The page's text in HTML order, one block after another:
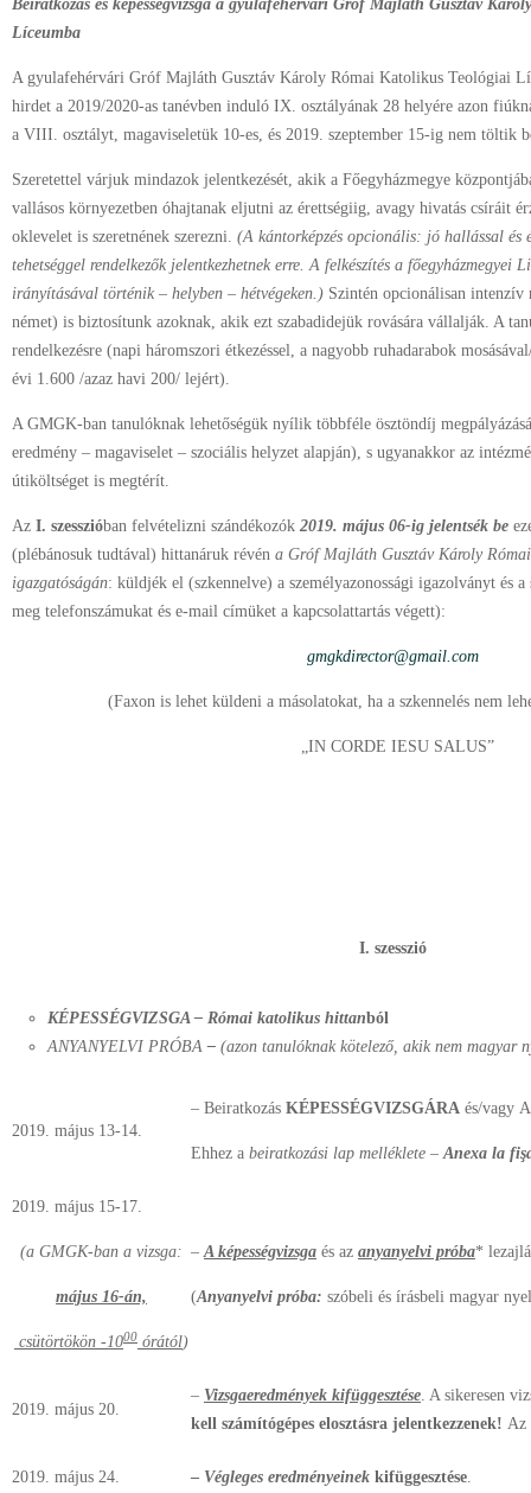
Beiratkozás és képességvizsga a gyulafehérvári Gróf Majláth Gusztáv
Líceumba
A gyulafehérvári Gróf Majláth Gusztáv Károly Római Katolikus Teológiai
hirdet a 2019/2020-as tanévben induló IX. osztályának 28 helyére azon
a VIII. osztályt, magaviseletük 10-es, és 2019. szeptember 15-ig nem töltik
Szeretettel várjuk mindazok jelentkezését, akik a Főegyházmegye
vallásos környezetben óhajtanak eljutni az érettségiig, avagy hivatás csíráit
oklevelet is szeretnének szerezni. (A kántorképzés opcionális: jó hallással és
tehetséggel rendelkezők jelentkezhetnek erre. A felkészítés a főegyházmegyei
irányításával történik – helyben – hétvégeken.) Szintén opcionálisan intenzív
német) is biztosítunk azoknak, akik ezt szabadidejük rovására vállalják. A
rendelkezésre (napi háromszori étkezéssel, a nagyobb ruhadarabok
évi 1.600 /azaz havi 200/ lejért).
A GMGK-ban tanulóknak lehetőségük nyílik többféle ösztöndíj
eredmény – magaviselet – szociális helyzet alapján), s ugyanakkor az
útiköltséget is megtérít.
Az I. szesszióban felvételizni szándékozók 2019. május 06-ig jelentsék be
(plébánosuk tudtával) hittanáruk révén a Gróf Majláth Gusztáv Károly
igazgatóságán: küldjék el (szkennelve) a személyazonossági igazolványt és
meg telefonszámukat és e-mail címüket a kapcsolattartás végett):
gmgkdirector@gmail.com
(Faxon is lehet küldeni a másolatokat, ha a szkennelés nem
„IN CORDE IESU SALUS”
I. szesszió
KÉPESSÉGVIZSGA – Római katolikus hittanból
ANYANYELVI PRÓBA – (azon tanulóknak kötelező, akik nem magyar
2019. május 13-14.
– Beiratkozás KÉPESSÉGVIZSGÁRA és/vagy
Ehhez a beiratkozási lap melléklete –Anexa la
2019. május 15-17.
(a GMGK-ban a vizsga:
május 16-án,
csütörtökön -1000 órától)
–A képességvizsga és az anyanyelvi próba*
(Anyanyelvi próba: szóbeli és írásbeli magyar
2019. május 20.
– Vizsgaeredmények kifüggesztése. A sikeresen
kell számítógépes elosztásra jelentkezzenek! Az
2019. május 24. – Végleges eredményeinek kifüggesztése.